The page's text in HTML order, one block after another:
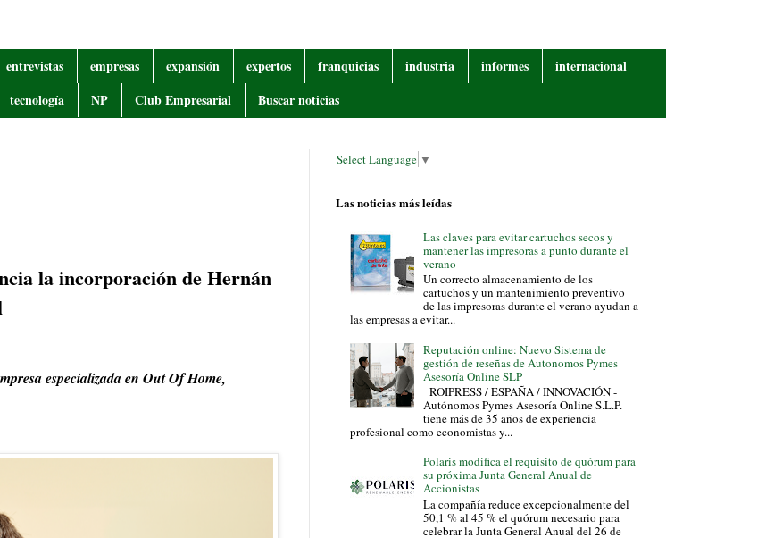
entrevistas empresas expansión expertos franquicias industria informes
internacional
tecnología NP Club Empresarial Buscar noticias
la incorporación de Hernán
especializada en Out Of Home,
Select Language ▼
Las noticias más leídas
Las claves para evitar cartuchos secos y
mantener las impresoras a punto durante el
verano
Un correcto almacenamiento de los
cartuchos y un mantenimiento preventivo
de las impresoras durante el verano ayudan a
las empresas a evitar...
Reputación online: Nuevo Sistema de
gestión de reseñas de Autonomos Pymes
Asesoría Online SLP
ROIPRESS / ESPAÑA / INNOVACIÓN -
Autónomos Pymes Asesoría Online S.L.P.
tiene más de 35 años de experiencia
profesional como economistas y...
Polaris modifica el requisito de quórum para
su próxima Junta General Anual de
Accionistas
La compañía reduce excepcionalmente del
50,1 % al 45 % el quórum necesario para
celebrar la Junta General Anual del 26 de